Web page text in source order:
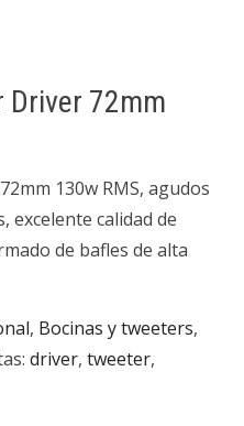
Driver 72mm
130w RMS, agudos
excelente calidad de
de bafles de alta
, Bocinas y tweeters,
driver, tweeter,